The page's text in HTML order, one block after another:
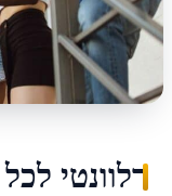
רלוונטי